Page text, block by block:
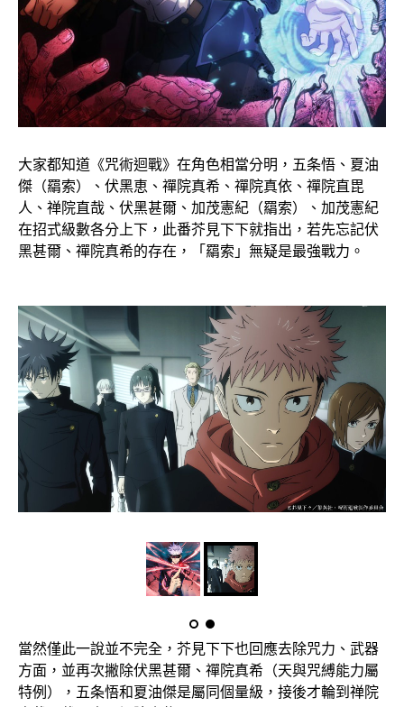
大家都知道《咒術迴戰》在角色相當分明，五条悟、夏油
傑（羂索）、伏黑恵、禪院真希、禪院真依、禪院直毘
人、禅院直哉、伏黑甚爾、加茂憲紀（羂索）、加茂憲紀
在招式級數各分上下，此番芥見下下就指出，若先忘記伏
黑甚爾、禪院真希的存在，「羂索」無疑是最強戰力。
當然僅此一說並不完全，芥見下下也回應去除咒力、武器
方面，並再次撇除伏黑甚爾、禪院真希（天與咒縛能力屬
特例），五条悟和夏油傑是屬同個量級，接後才輪到禅院